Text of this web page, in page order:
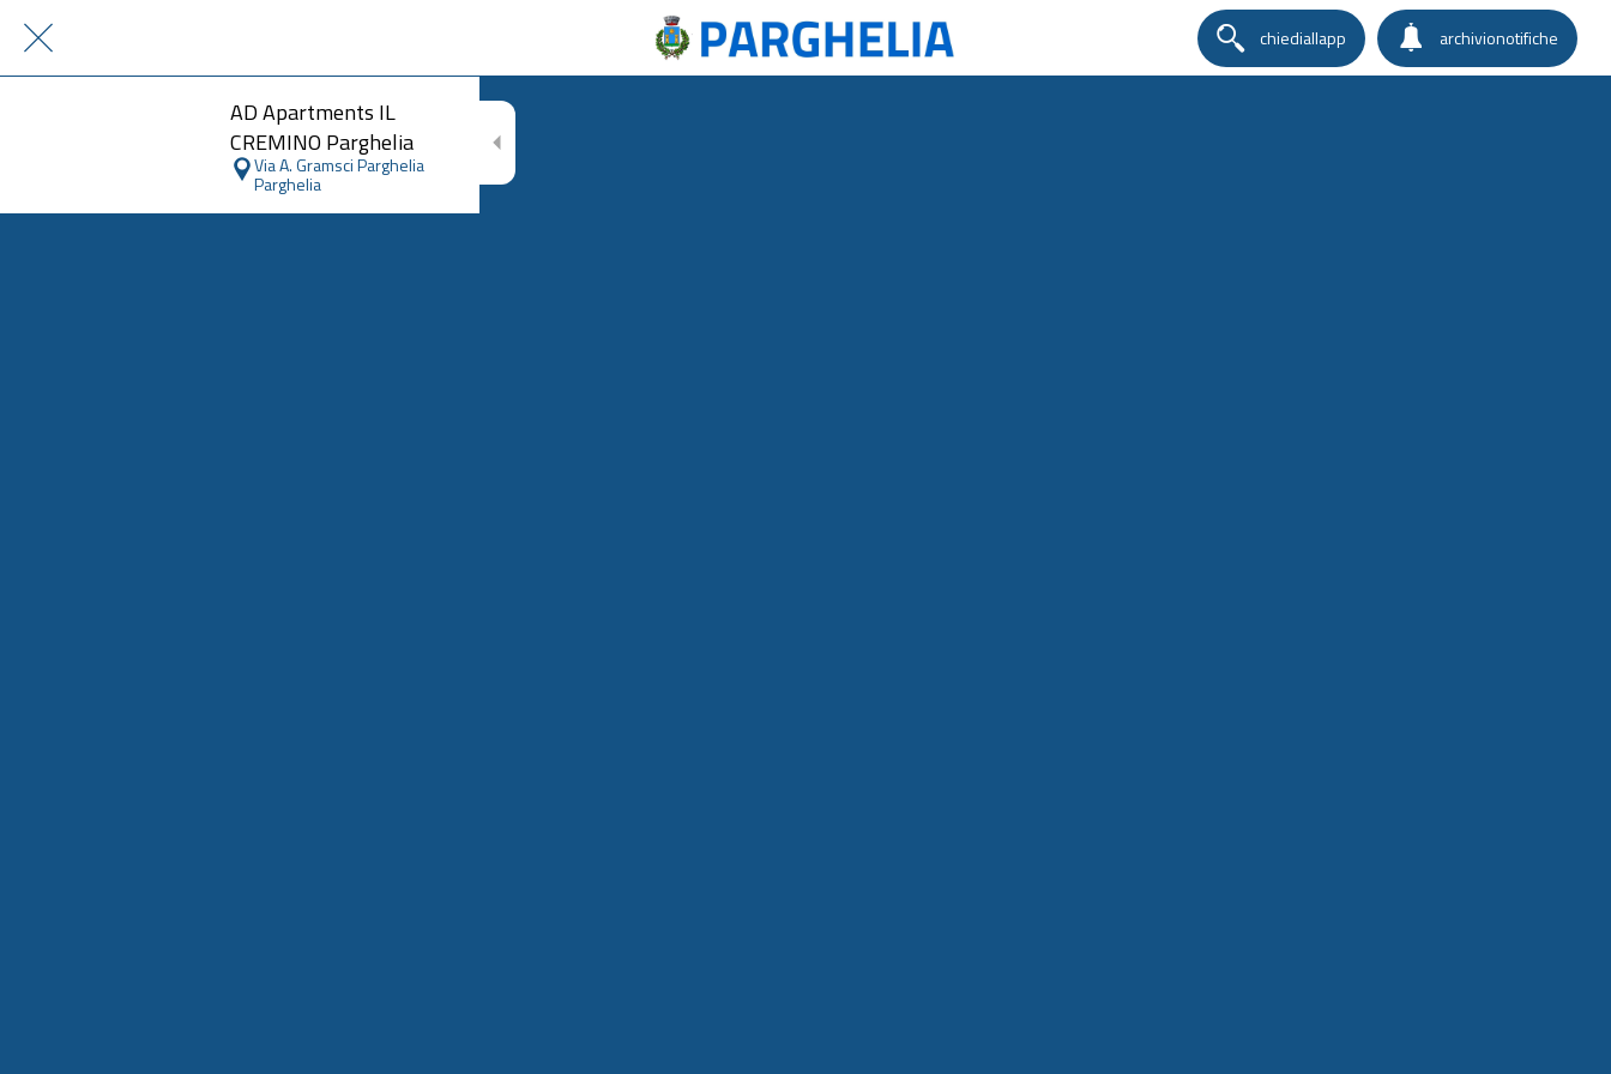
chiediallapp archivionotifiche
AD Apartments IL
CREMINO Parghelia
Via A. Gramsci Parghelia
Parghelia